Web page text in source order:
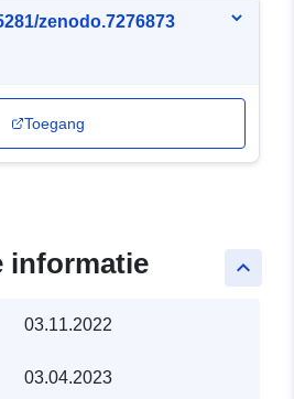
zenodo.7276873
Toegang
keyboard_arrow_up
informatie
03.11.2022
03.04.2023